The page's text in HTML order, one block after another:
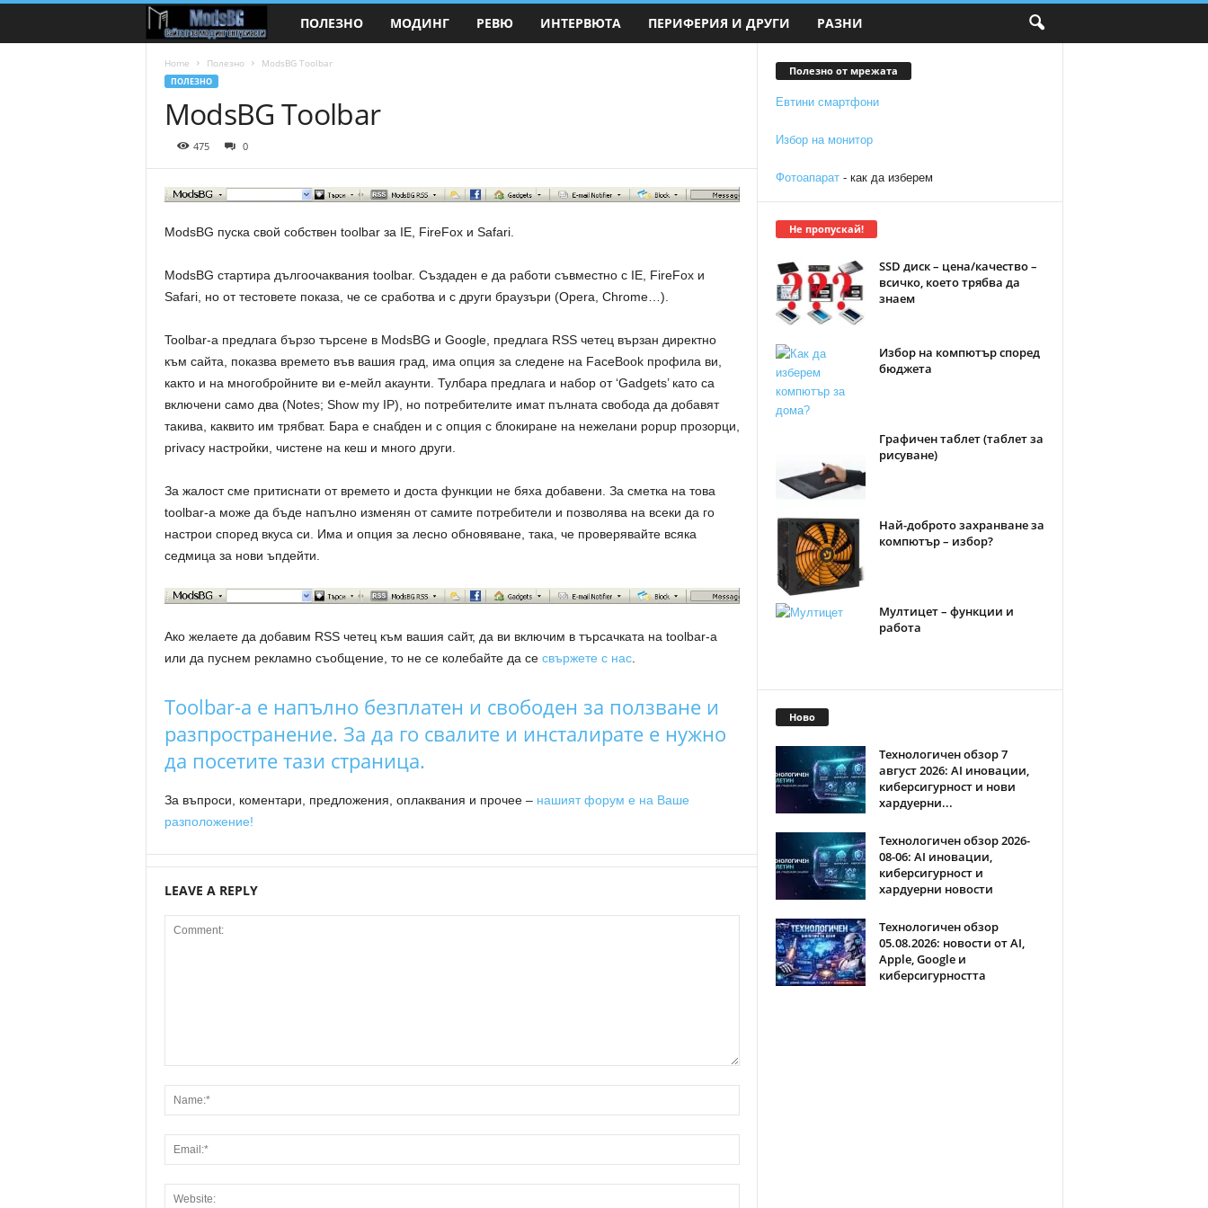
o
d
c
o
m
ПОЛЕЗНО МОДИНГ РЕВЮ ИНТЕРВЮТА ПЕРИФЕРИЯ И ДРУГИ РАЗНИ
Home Полезно ModsBG Toolbar
ПОЛЕЗНО
ModsBG Toolbar
475 0
ModsBG пуска свой собствен toolbar за IE, FireFox и Safari.
ModsBG стартира дългоочаквания toolbar. Създаден е да работи съвместно с IE, FireFox и
Safari, но от тестовете показа, че се сработва и с други браузъри (Opera, Chrome…).
Toolbar-а предлага бързо търсене в ModsBG и Google, предлага RSS четец вързан директно
към сайта, показва времето във вашия град, има опция за следене на FaceBook профила ви,
както и на многобройните ви е-мейл акаунти. Тулбара предлага и набор от ‘Gadgets’ като са
включени само два (Notes; Show my IP), но потребителите имат пълната свобода да добавят
такива, каквито им трябват. Бара е снабден и с опция с блокиране на нежелани popup прозорци,
privacy настройки, чистене на кеш и много други.
За жалост сме притиснати от времето и доста функции не бяха добавени. За сметка на това
toolbar-а може да бъде напълно изменян от самите потребители и позволява на всеки да го
настрои според вкуса си. Има и опция за лесно обновяване, така, че проверявайте всяка
седмица за нови ъпдейти.
Ако желаете да добавим RSS четец към вашия сайт, да ви включим в търсачката на toolbar-а
или да пуснем рекламно съобщение, то не се колебайте да се свържете с нас.
Toolbar-а е напълно безплатен и свободен за ползване и
разпространение. За да го свалите и инсталирате е нужно
да посетите тази страница.
За въпроси, коментари, предложения, оплаквания и прочее – нашият форум е на Ваше
разположение!
LEAVE A REPLY
Полезно от мрежата
Евтини смартфони
Избор на монитор
Фотоапарат- как да изберем
Не пропускай!
SSD диск – цена/качество –
всичко, което трябва да
знаем
Избор на компютър според
бюджета
Графичен таблет (таблет за
рисуване)
Най-доброто захранване за
компютър – избор?
Мултицет – функции и
работа
Ново
Технологичен обзор 7
август 2026: AI иновации,
киберсигурност и нови
хардуерни...
Технологичен обзор 2026-
08-06: AI иновации,
киберсигурност и
хардуерни новости
Технологичен обзор
05.08.2026: новости от AI,
Apple, Google и
киберсигурността